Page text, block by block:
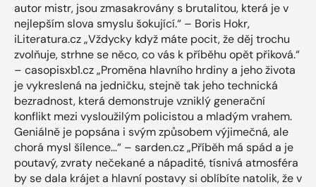
autor mistr, jsou zmasakrovány s brutalitou, která je v
nejlepším slova smyslu šokující.“ – Boris Hokr,
iLiteratura.cz „Vždycky když máte pocit, že děj trochu
zvolňuje, strhne se něco, co vás k příběhu opět přiková.“
– casopisxb1.cz „Proměna hlavního hrdiny a jeho života
je vykreslená na jedničku, stejně tak jeho technická
bezradnost, která demonstruje vzniklý generační
konflikt mezi vysloužilým policistou a mladým vrahem.
Geniálně je popsána i svým způsobem výjimečná, ale
chorá mysl šílence...“ – sarden.cz „Příběh má spád a je
poutavý, zvraty nečekané a nápadité, tísnivá atmosféra
by se dala krájet a hlavní postavy si oblíbíte natolik, že v